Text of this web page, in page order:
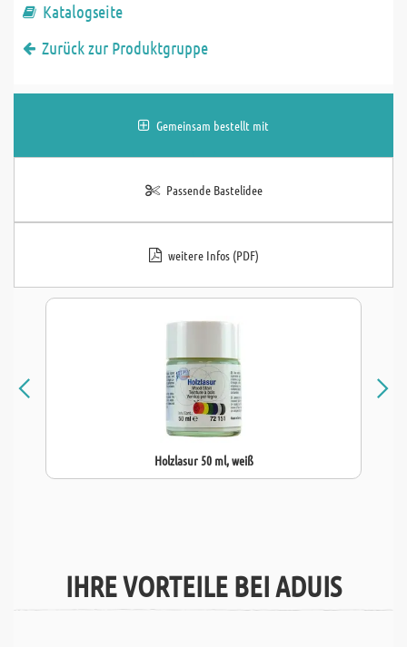
Katalogseite
Zurück zur Produktgruppe
Gemeinsam bestellt mit
Passende Bastelidee
weitere Infos (PDF)
Holzlasur 50 ml, weiß
IHRE VORTEILE BEI ADUIS